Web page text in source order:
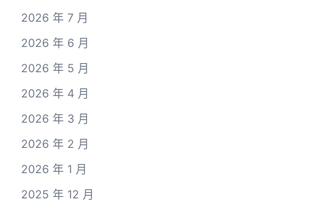
2026 年 7 月
2026 年 6 月
2026 年 5 月
2026 年 4 月
2026 年 3 月
2026 年 2 月
2026 年 1 月
2025 年 12 月